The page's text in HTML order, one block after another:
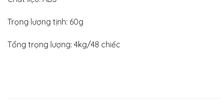
Trọng lượng tịnh: 60g
Tổng trọng lượng: 4kg/48 chiếc